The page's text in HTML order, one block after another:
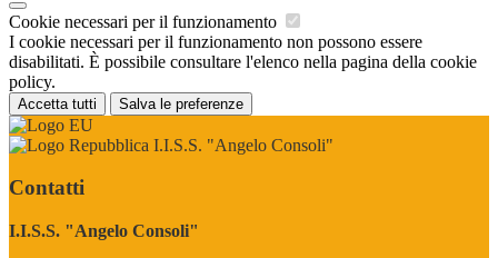
Cookie necessari per il funzionamento
I cookie necessari per il funzionamento non possono essere
disabilitati. È possibile consultare l'elenco nella pagina della cookie
policy.
Accetta tutti Salva le preferenze
I.I.S.S. "Angelo Consoli"
Contatti
I.I.S.S. "Angelo Consoli"